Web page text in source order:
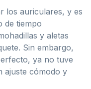
los auriculares, y es
de tiempo
y aletas
Sin embargo,
ya no tuve
ajuste cómodo y